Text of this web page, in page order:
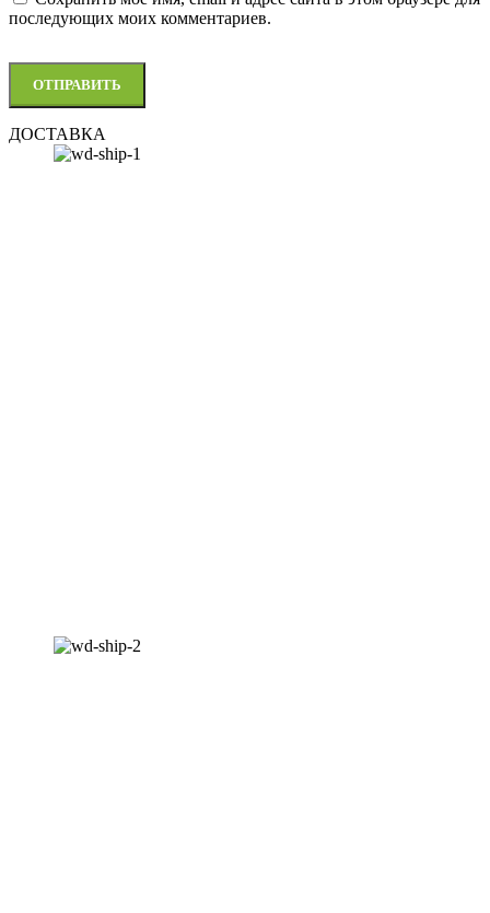
последующих моих комментариев.
ДОСТАВКА